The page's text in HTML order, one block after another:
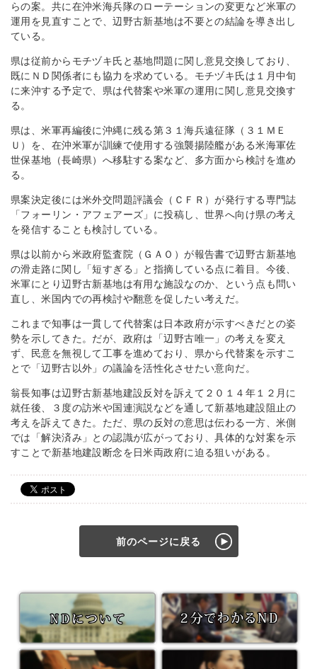
らの案。共に在沖米海兵隊のローテーションの変更など米軍の
運用を見直すことで、辺野古新基地は不要との結論を導き出し
ている。
県は従前からモチヅキ氏と基地問題に関し意見交換しており、
既にＮＤ関係者にも協力を求めている。モチヅキ氏は１月中旬
に来沖する予定で、県は代替案や米軍の運用に関し意見交換す
る。
県は、米軍再編後に沖縄に残る第３１海兵遠征隊（３１ＭＥ
Ｕ）を、在沖米軍が訓練で使用する強襲揚陸艦がある米海軍佐
世保基地（長崎県）へ移駐する案など、多方面から検討を進め
る。
県案決定後には米外交問題評議会（ＣＦＲ）が発行する専門誌
「フォーリン・アフェアーズ」に投稿し、世界へ向け県の考え
を発信することも検討している。
県は以前から米政府監査院（ＧＡＯ）が報告書で辺野古新基地
の滑走路に関し「短すぎる」と指摘している点に着目。今後、
米軍にとり辺野古新基地は有用な施設なのか、という点も問い
直し、米国内での再検討や翻意を促したい考えだ。
これまで知事は一貫して代替案は日本政府が示すべきだとの姿
勢を示してきた。だが、政府は「辺野古唯一」の考えを変え
ず、民意を無視して工事を進めており、県から代替案を示すこ
とで「辺野古以外」の議論を活性化させたい意向だ。
翁長知事は辺野古新基地建設反対を訴えて２０１４年１２月に
就任後、３度の訪米や国連演説などを通して新基地建設阻止の
考えを訴えてきた。ただ、県の反対の意思は伝わる一方、米側
では「解決済み」との認識が広がっており、具体的な対案を示
すことで新基地建設断念を日米両政府に迫る狙いがある。
前のページに戻る